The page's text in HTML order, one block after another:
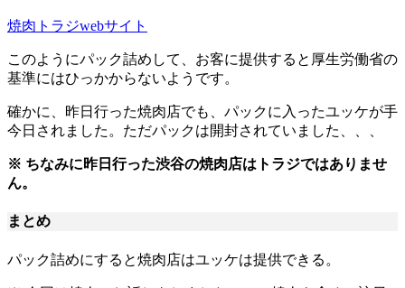
焼肉トラジwebサイト
このようにパック詰めして、お客に提供すると厚生労働省の
基準にはひっかからないようです。
確かに、昨日行った焼肉店でも、パックに入ったユッケが手
今日されました。ただパックは開封されていました、、、
※ ちなみに昨日行った渋谷の焼肉店はトラジではありませ
ん。
まとめ
パック詰めにすると焼肉店はユッケは提供できる。